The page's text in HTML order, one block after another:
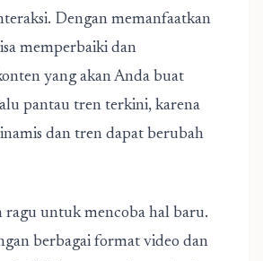
Dengan memanfaatkan
memperbaiki dan
yang akan Anda buat
pantau tren terkini, karena
dan tren dapat berubah
ragu untuk mencoba hal baru.
berbagai format video dan